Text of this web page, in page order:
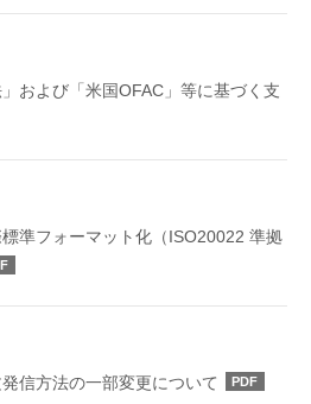
および「米国OFAC」等に基づく支
準フォーマット化（ISO20022 準拠
信方法の一部変更について
PDF